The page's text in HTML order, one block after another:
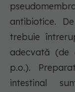
antibiotice.
trebuie
adecvată (de
p.o.).
intestinal